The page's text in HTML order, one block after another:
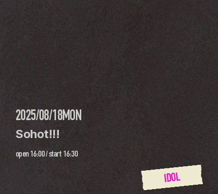
2025/08/18MON
Sohot!!!
open 16:00 / start 16:30
IDOL